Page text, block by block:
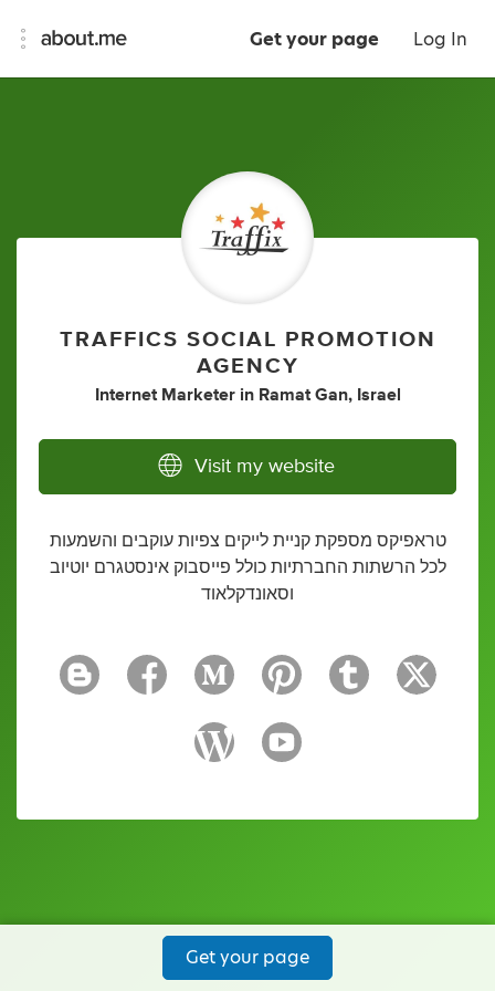
Get your page Log In
TRAFFICS SOCIAL PROMOTION
AGENCY
Internet Marketer in Ramat Gan, Israel
Visit my website
טראפיקס מספקת קניית לייקים צפיות עוקבים והשמעות
לכל הרשתות החברתיות כולל פייסבוק אינסטגרם יוטיוב
וסאונדקלאוד
Get your page